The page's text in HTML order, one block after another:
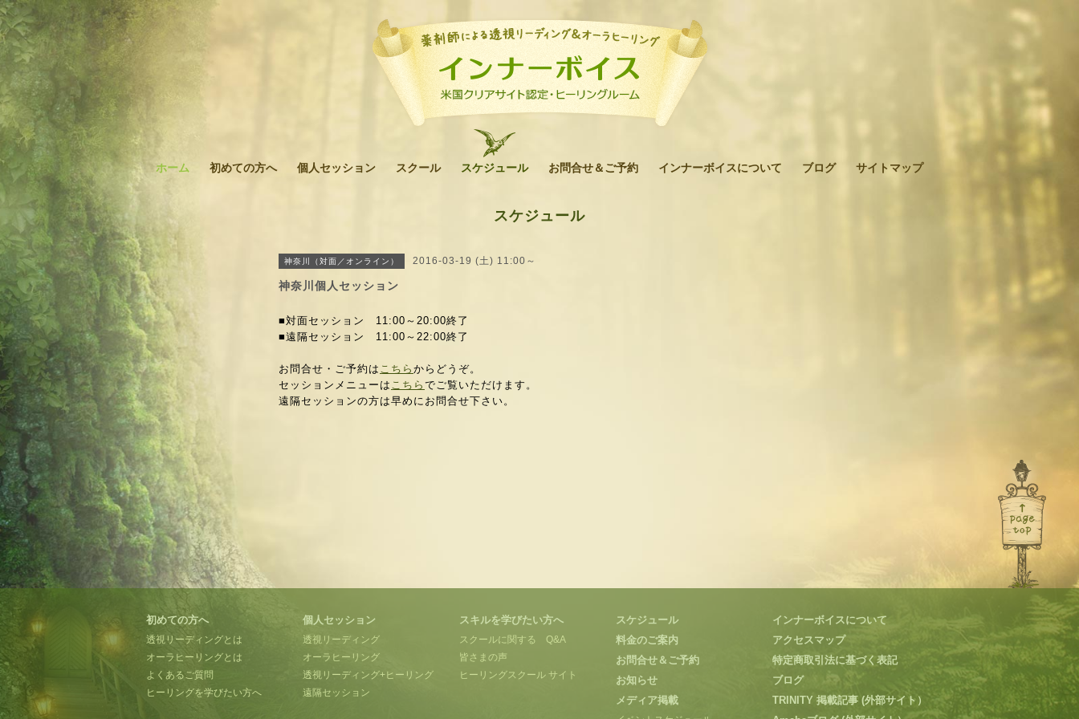
ホーム 初めての方へ 個人セッション スクール スケジュール お問合せ＆ご予約 インナーボイスについて ブログ サイトマップ
スケジュール
神奈川（対面／オンライン） 2016-03-19 (土) 11:00～
神奈川個人セッション
■対面セッション 11:00～20:00終了
■遠隔セッション 11:00～ 22:00終了
お問合せ・ご予約は こちら からどうぞ。
セッションメニューは こちら でご覧いただけます。
遠隔セッションの方は早めにお問合せ下さい。
初めての方へ
透視リーディングとは
オーラヒーリングとは
よくあるご質問
ヒーリングを学びたい方へ
個人セッション
透視リーディング
オーラヒーリング
透視リーディング+ヒーリング
遠隔セッション
スキルを学びたい方へ
スクールに関する Q&A
皆さまの声
ヒーリングスクール サイト
スケジュール
料金のご案内
お問合せ＆ご予約
お知らせ
メディア掲載
インナーボイスについて
アクセスマップ
特定商取引法に基づく表記
ブログ
TRINITY 掲載記事 (外部サイト）